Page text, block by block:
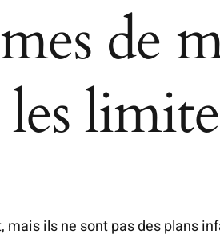
de
ils ne sont pas des plans